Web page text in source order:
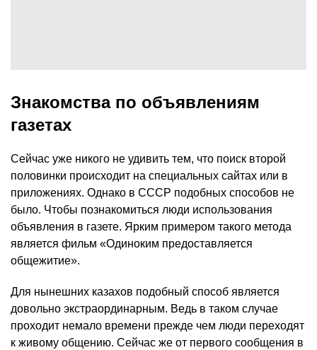
Знакомства по объявлениям
газетах
Сейчас уже никого не удивить тем, что поиск второй
половинки происходит на специальных сайтах или в
приложениях. Однако в СССР подобных способов не
было. Чтобы познакомиться люди использования
объявления в газете. Ярким примером такого метода
является фильм «Одиноким предоставляется
общежитие».
Для нынешних казахов подобный способ является
довольно экстраординарным. Ведь в таком случае
проходит немало времени прежде чем люди переходят
к живому общению. Сейчас же от первого сообщения в